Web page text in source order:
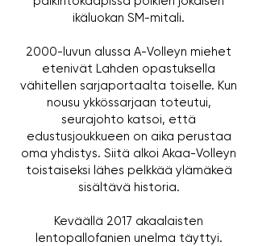
ikäluokan SM-mitali.
2000-luvun alussa A-Volleyn miehet
etenivät Lahden opastuksella
vähitellen sarjaportaalta toiselle. Kun
nousu ykkössarjaan toteutui,
seurajohto katsoi, että
edustusjoukkueen on aika perustaa
oma yhdistys. Siitä alkoi Akaa-Volleyn
toistaiseksi lähes pelkkää ylämäkeä
sisältävä historia.
Keväällä 2017 akaalaisten
lentopallofanien unelma täyttyi.